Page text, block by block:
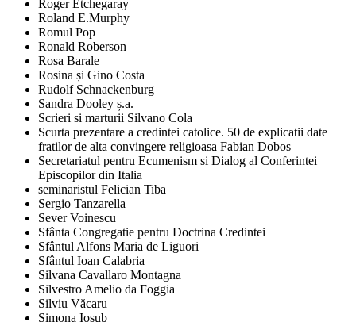
Roger Etchegaray
Roland E.Murphy
Romul Pop
Ronald Roberson
Rosa Barale
Rosina și Gino Costa
Rudolf Schnackenburg
Sandra Dooley ș.a.
Scrieri si marturii Silvano Cola
Scurta prezentare a credintei catolice. 50 de explicatii date
fratilor de alta convingere religioasa Fabian Dobos
Secretariatul pentru Ecumenism si Dialog al Conferintei
Episcopilor din Italia
seminaristul Felician Tiba
Sergio Tanzarella
Sever Voinescu
Sfânta Congregatie pentru Doctrina Credintei
Sfântul Alfons Maria de Liguori
Sfântul Ioan Calabria
Silvana Cavallaro Montagna
Silvestro Amelio da Foggia
Silviu Văcaru
Simona Iosub